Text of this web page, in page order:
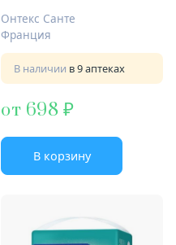
Онтекс Санте
Франция
В наличии в 9 аптеках
от 698
В корзину